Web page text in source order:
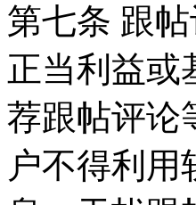
第七条 跟
正当利益或
荐跟帖评论
户不得利